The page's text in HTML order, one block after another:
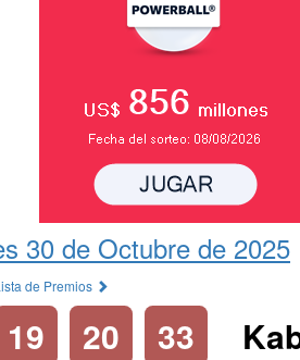
30 de Octubre de 2025
de Premios
19 20 33